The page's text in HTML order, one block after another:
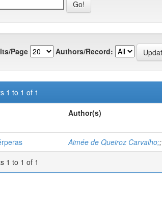
Page Authors/Record:
1 to 1 of 1
Author(s)
Aimée de Queiroz Carvalho;;
1 to 1 of 1